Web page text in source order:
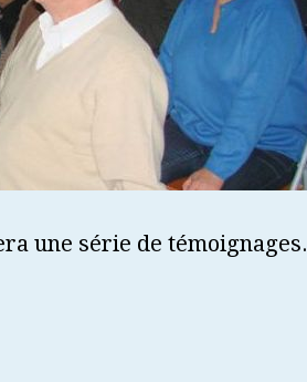
une série de témoignages.